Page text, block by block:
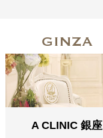
GINZA
A CLINIC 銀座